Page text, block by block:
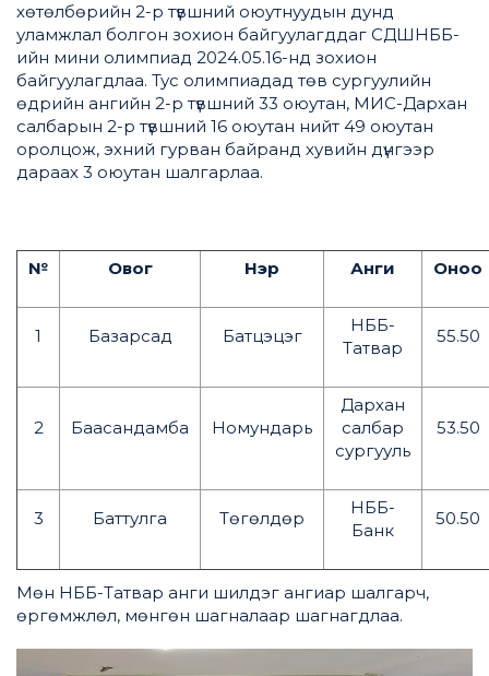
хөтөлбөрийн 2-р түвшний оюутнуудын дунд
уламжлал болгон зохион байгуулагддаг СДШНББ-
ийн мини олимпиад 2024.05.16-нд зохион
байгуулагдлаа. Тус олимпиадад төв сургуулийн
өдрийн ангийн 2-р түвшний 33 оюутан, МИС-Дархан
салбарын 2-р түвшний 16 оюутан нийт 49 оюутан
оролцож, эхний гурван байранд хувийн дүнгээр
дараах 3 оюутан шалгарлаа.
№ Овог Нэр Анги Оноо
1 Базарсад Батцэцэг
НББ-
Татвар
55.50
2 Баасандамба Номундарь
Дархан
салбар
сургууль
53.50
3 Баттулга Төгөлдөр
НББ-
Банк
50.50
Мөн НББ-Татвар анги шилдэг ангиар шалгарч,
өргөмжлөл, мөнгөн шагналаар шагнагдлаа.